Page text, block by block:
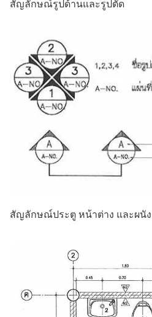
สัญลักษณ์รูปด้านและรูปตัด
สัญลักษณ์ประตู หน้าต่าง และผนัง